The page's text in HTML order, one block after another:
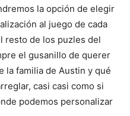
la opción de elegir
al juego de cada
resto de los puzles del
el gusanillo de querer
la familia de Austin y qué
casi casi como si
podemos personalizar